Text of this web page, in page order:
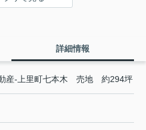
詳細情報
産-上里町七本木 売地 約294坪